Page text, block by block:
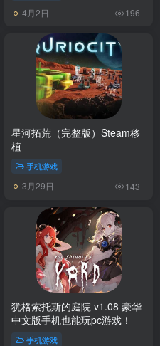
4月2日 196
星河拓荒（完整版）Steam移
植
手机游戏
3月29日 143
犹格索托斯的庭院 v1.08 豪华
中文版手机也能玩pc游戏！
手机游戏